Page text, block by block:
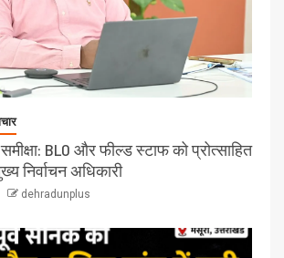
BLO और फील्ड स्टाफ को प्रोत्साहित
निर्वाचन अधिकारी
dehradunplus